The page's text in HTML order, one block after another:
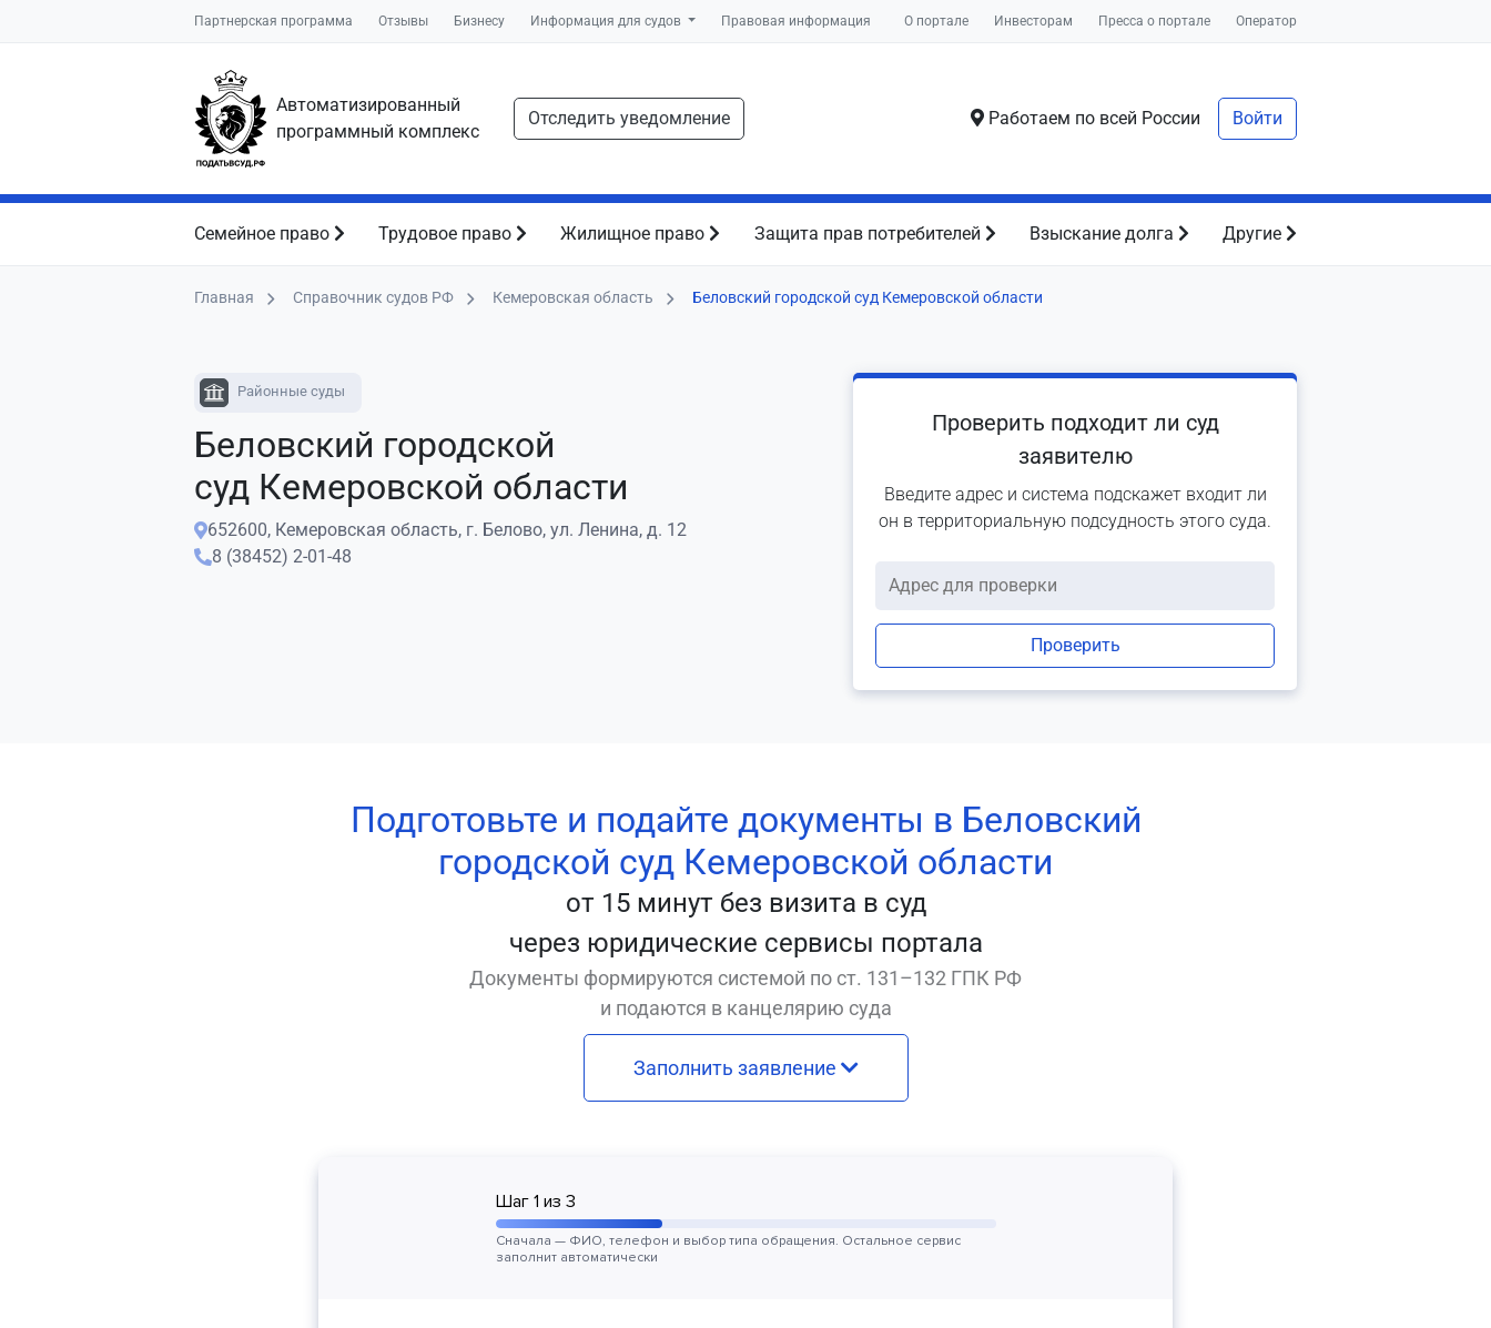
Партнерская программа Отзывы Бизнесу Информация для судов Правовая информация О портале Инвесторам Пресса о портале Оператор
Автоматизированный
программный комплекс
Отследить уведомление Работаем по всей России Войти
Семейное право Трудовое право Жилищное право Защита прав потребителей Взыскание долга Другие
Главная Справочник судов РФ Кемеровская область Беловский городской суд Кемеровской области
Районные суды
Беловский городской
суд Кемеровской области
652600, Кемеровская область, г. Белово, ул. Ленина, д. 12
8 (38452) 2-01-48
Проверить подходит ли суд
заявителю
Введите адрес и система подскажет входит ли
он в территориальную подсудность этого суда.
Проверить
Подготовьте и подайте документы в Беловский
городской суд Кемеровской области
от 15 минут без визита в суд
через юридические сервисы портала
Документы формируются системой по ст. 131–132 ГПК РФ
и подаются в канцелярию суда
Заполнить заявление
Шаг 1 из 3
Сначала — ФИО, телефон и выбор типа обращения. Остальное сервис
заполнит автоматически